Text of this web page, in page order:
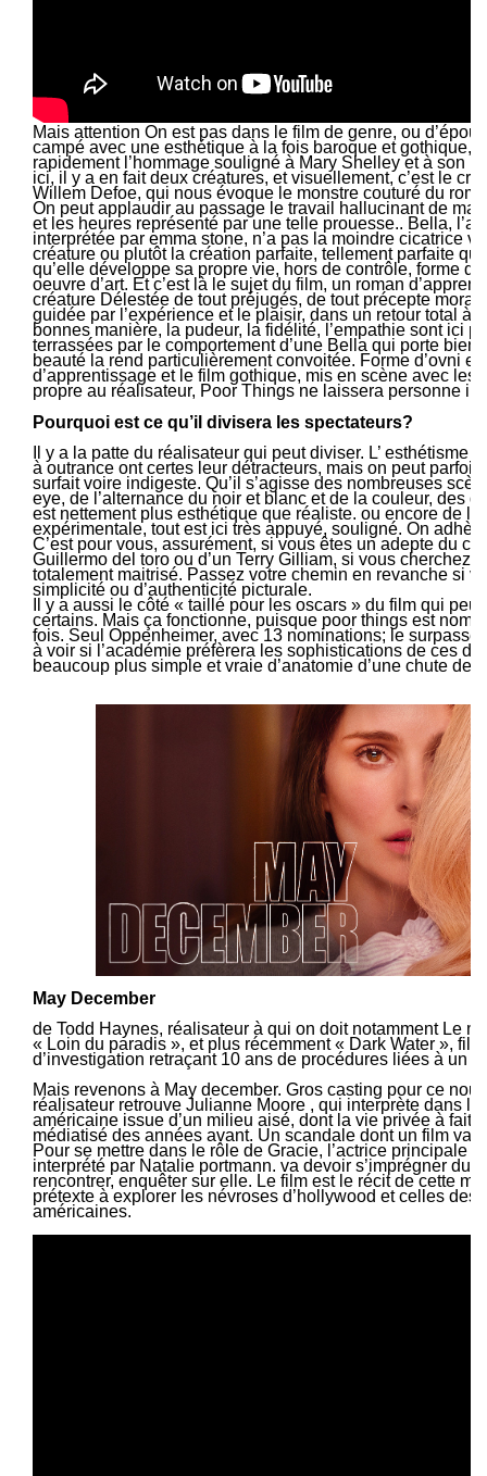
Mais attention On est pas dans le film de genre, ou
campé avec une esthétique à la fois baroque et gothique,
rapidement l’hommage souligné à Mary Shelley et à son
ici, il y a en fait deux créatures, et visuellement, c’est le
Willem Defoe, qui nous évoque le monstre couturé du
On peut applaudir au passage le travail hallucinant de
et les heures représenté par une telle prouesse.. Bella,
interprétée par emma stone, n’a pas la moindre cicatrice
créature ou plutôt la création parfaite, tellement parfaite
qu’elle développe sa propre vie, hors de contrôle, forme
oeuvre d’art. Et c’est là le sujet du film, un roman
créature Délestée de tout préjugés, de tout précepte moral
guidée par l’expérience et le plaisir, dans un retour total à
bonnes manière, la pudeur, la fidélité, l’empathie sont ici
terrassées par le comportement d’une Bella qui porte bien
beauté la rend particulièrement convoitée. Forme d’ovni
d’apprentissage et le film gothique, mis en scène avec les
propre au réalisateur, Poor Things ne laissera personne
Pourquoi est ce qu’il divisera les spectateurs?
Il y a la patte du réalisateur qui peut diviser. L’ esthétisme
à outrance ont certes leur détracteurs, mais on peut parfois
surfait voire indigeste. Qu’il s’agisse des nombreuses
eye, de l’alternance du noir et blanc et de la couleur, des
est nettement plus esthétique que réaliste. ou encore de la
expérimentale, tout est ici très appuyé, souligné. On
C’est pour vous, assurément, si vous êtes un adepte du
Guillermo del toro ou d’un Terry Gilliam, si vous cherchez
totalement maitrisé. Passez votre chemin en revanche si
simplicité ou d’authenticité picturale.
Il y a aussi le côté « taillé pour les oscars » du film qui
certains. Mais ça fonctionne, puisque poor things est
fois. Seul Oppenheimer, avec 13 nominations; le surpasse
à voir si l’académie préfèrera les sophistications de ces
beaucoup plus simple et vraie d’anatomie d’une chute de
May December
de Todd Haynes, réalisateur à qui on doit notamment Le
« Loin du paradis », et plus récemment « Dark Water »,
d’investigation retraçant 10 ans de procédures liées à un
Mais revenons à May december. Gros casting pour ce
réalisateur retrouve Julianne Moore , qui interprète dans le
américaine issue d’un milieu aisé, dont la vie privée à fait
médiatisé des années avant. Un scandale dont un film va
Pour se mettre dans le rôle de Gracie, l’actrice principale
interprété par Natalie portmann. va devoir s’imprégner du
rencontrer, enquêter sur elle. Le film est le récit de cette
prétexte à explorer les névroses d’hollywood et celles des
américaines.